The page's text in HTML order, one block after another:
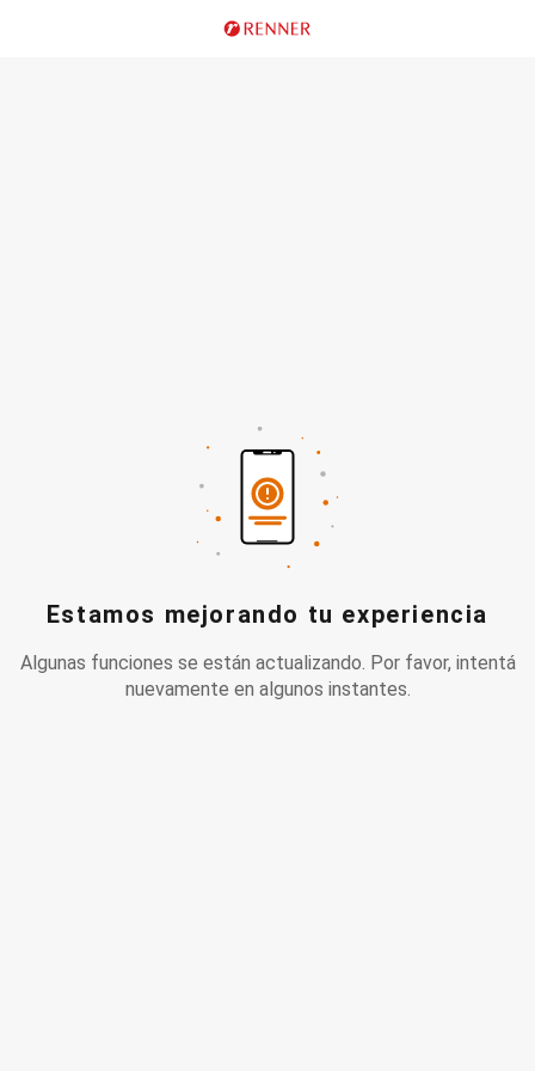
Estamos mejorando tu experiencia
Algunas funciones se están actualizando. Por favor, intentá
nuevamente en algunos instantes.